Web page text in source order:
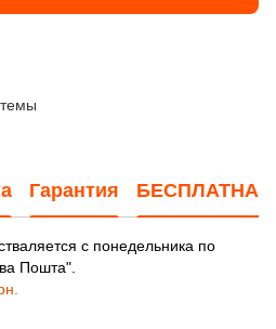
Гарантия
с понедельника по
Пошта".